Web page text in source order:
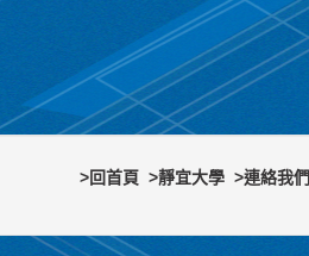
>回首頁 >靜宜大學 >連絡我們